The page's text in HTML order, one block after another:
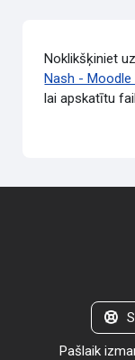
Noklikšķiniet
Nash - Moodle
lai apskatītu
Pašlaik